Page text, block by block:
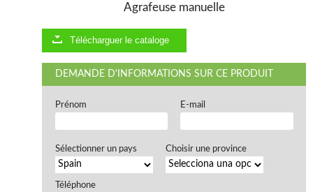
Agrafeuse manuelle
Télécharguer le cataloge
DEMANDE D'INFORMATIONS SUR CE PRODUIT
Prénom E-mail
Sélectionner un pays Choisir une province
Téléphone